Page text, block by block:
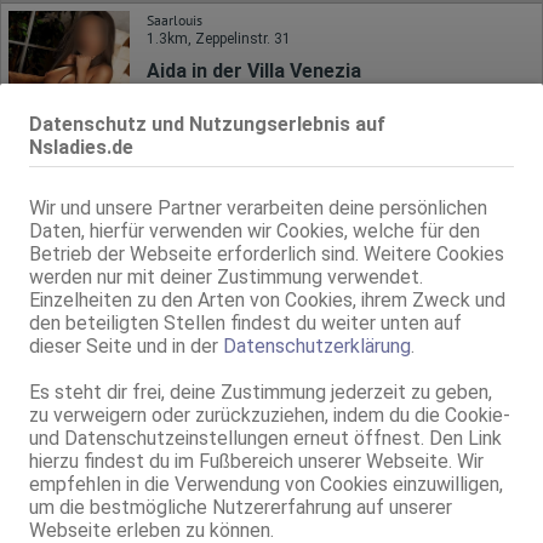
Datenschutz und Nutzungserlebnis auf
Nsladies.de
Wir und unsere Partner verarbeiten deine persönlichen
Daten, hierfür verwenden wir Cookies, welche für den
Betrieb der Webseite erforderlich sind. Weitere Cookies
werden nur mit deiner Zustimmung verwendet.
Einzelheiten zu den Arten von Cookies, ihrem Zweck und
den beteiligten Stellen findest du weiter unten auf
dieser Seite und in der Datenschutzerklärung
Es steht dir frei, deine Zustimmung jederzeit zu geben,
zu verweigern oder zurückzuziehen, indem du die Cookie-
und Datenschutzeinstellungen erneut öffnest. Den Link
hierzu findest du im Fußbereich unserer Webseite. Wir
empfehlen in die Verwendung von Cookies einzuwilligen,
um die bestmögliche Nutzererfahrung auf unserer
Webseite erleben zu können.
Saarlouis
1.3km, Zeppelinstr. 31
Aida in der Villa Venezia
26 Jahre, 80C, KF 36, 1.65m, total rasiert, Latina
ZK, 69, GF6, NSa, Franz b. Ihr, BV, DSa
1.3km, Zeppelinstr. 31
Stefy in der Villa Venezia
Villa Venezia Das Original seit über 20 Jahren!
ZK, AV, 69, GF6, DT, NSa, Franz b. Ihr
Saarlouis
Anna in der Villa Venezia
Villa Venezia Das Original seit über 20 Jahren!
27 Jahre, 75C, KF 36, 1.64m, total rasiert, osteuropäisch
69, GF6, NSa, Franz b. Ihr, BV, MFF, Schmu., Kuscheln
Live Sex Cam